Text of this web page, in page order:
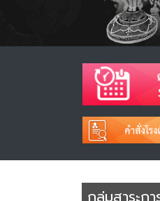
กลุ่มสาระก